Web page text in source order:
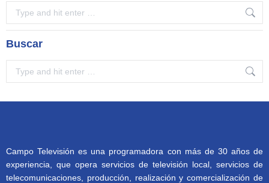
Buscar
Campo Televisión es una programadora con más de 30 años de
experiencia, que opera servicios de televisión local, servicios de
telecomunicaciones, producción, realización y comercialización de